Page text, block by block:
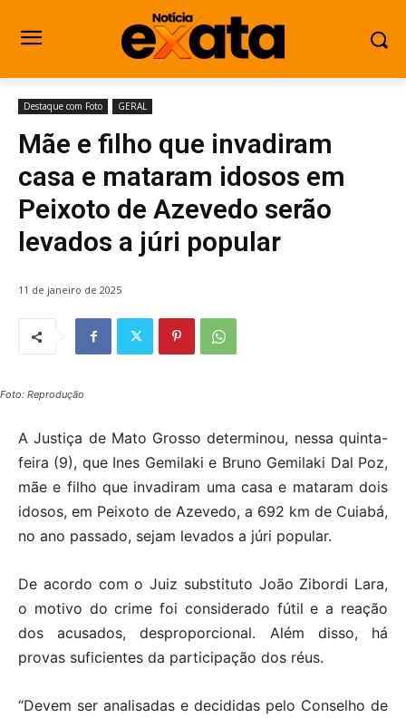
Destaque com Foto GERAL
Mãe e filho que invadiram
casa e mataram idosos em
Peixoto de Azevedo serão
levados a júri popular
11 de janeiro de 2025
Foto: Reprodução
A Justiça de Mato Grosso determinou, nessa quinta-
feira (9), que Ines Gemilaki e Bruno Gemilaki Dal Poz,
mãe e filho que invadiram uma casa e mataram dois
idosos, em Peixoto de Azevedo, a 692 km de Cuiabá,
no ano passado, sejam levados a júri popular.
De acordo com o Juiz substituto João Zibordi Lara,
o motivo do crime foi considerado fútil e a reação
dos acusados, desproporcional. Além disso, há
provas suficientes da participação dos réus.
“Devem ser analisadas e decididas pelo Conselho de